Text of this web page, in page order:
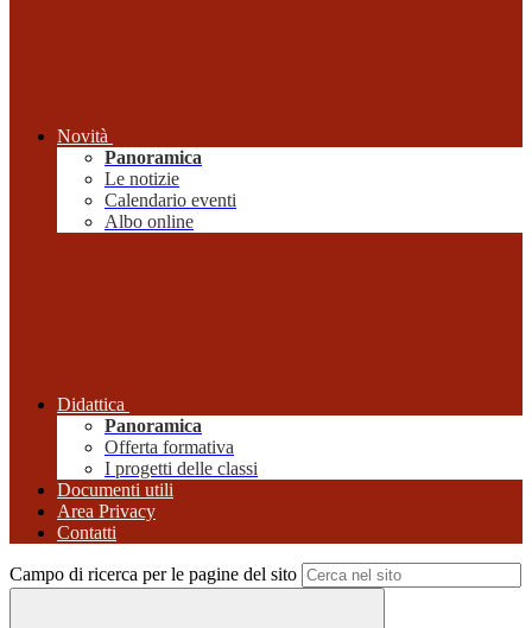
Novità
Panoramica
Le notizie
Calendario eventi
Albo online
Didattica
Panoramica
Offerta formativa
I progetti delle classi
Documenti utili
Area Privacy
Contatti
Campo di ricerca per le pagine del sito